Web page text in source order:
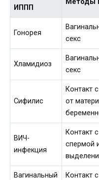
ИППП
Гонорея
секс
Хламидиоз
секс
Сифилис
Контакт
от
ВИЧ-
инфекция
Контакт
спермой
Вагинальный
Контакт